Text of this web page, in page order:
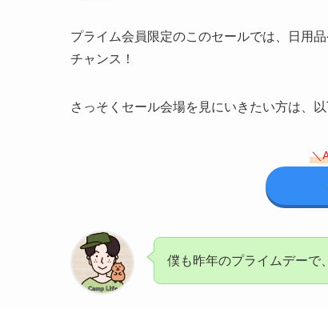
プライム会員限定のこのセールでは、日用
チャンス！
さっそくセール会場を見にいきたい方は、
＼
僕も昨年のプライムデーで、